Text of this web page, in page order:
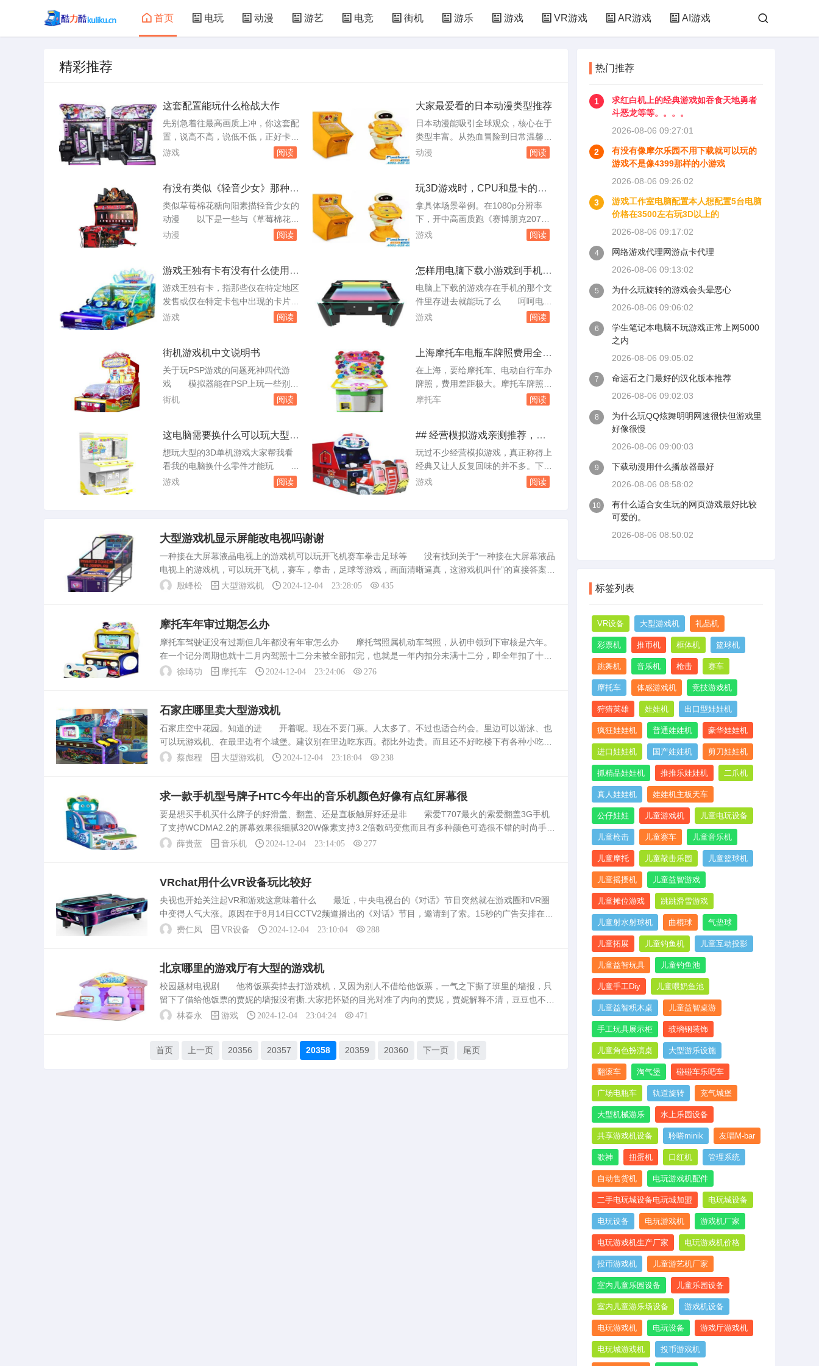
首页 电玩 动漫 游艺 电竞 街机 游乐 游戏 VR游戏 AR游戏 AI游戏
精彩推荐
这套配置能玩什么枪战大作
先别急着往最高画质上冲，你这套配
置，说高不高，说低不低，正好卡在
了一个可以把近五年主流枪战游戏都
光追，市面上百分之九十五的射击大
作，你都能踏踏实实玩个痛快。这配
置跑得最舒服的，当属那些画面以写
实风格为主，但优化又特别良心的大
游戏 阅读
大家最爱看的日本动漫类型推荐
日本动漫能吸引全球观众，核心在于
类型丰富。从热血冒险到日常温馨，
从悬疑烧脑到科幻寓言，几乎每种情
众口碑指向的其实是几个反复出现的
类型。热血战斗类永远是基本盘。这
类作品用友情、努力和胜利的主题，
把最原始的情绪燃烧给观众。尾田荣
动漫 阅读
有没有类似《轻音少女》那种动
漫
类似草莓棉花糖向阳素描轻音少女的
动漫 以下是一些与《草莓棉花
糖》、《向阳素描》、《轻音少女》
R》《CLANNAD》《草莓100%》
《DI·GI·CHARAT》《地狱少女》
《寒蝉鸣泣之时系列》《机神咆哮》
《凉宫春日的忧郁》《零之使魔》
动漫 阅读
玩3D游戏时，CPU和显卡的分
工截然不同。显卡负责将几何数
据渲染成你看到的像素，而CP
U负责游戏逻辑、物理碰撞、AI
绘制指令。如果非要分个轻重，
权重远高于CPU，尤其是分辨
率越高、画质选项越激进，显卡
的瓶颈就越明显。但“更注重显
太弱会拖住显卡，导致帧数上不
去，这就是所谓的“CPU瓶颈”。
拿具体场景举例。在1080p分辨率
下，开中高画质跑《赛博朋克207
7》，一块中端显卡如RTX 3060，
果把CPU换成十年前的四核i5-459
0，即便显卡不变，帧数也可能掉到
35到40，因为CPU每帧处理场景中
大量NPC和物理...
游戏 阅读
游戏王独有卡有没有什么使用限
制
游戏王独有卡，指那些仅在特定地区
发售或仅在特定卡包中出现的卡片，
比如日文版先行卡、海外版专属卡，
万事大吉，实际上，它的使用限制比
普通卡片要复杂得多，而且这些限制
不只来自官方规则，还来自比赛环境
与卡池版本。最基础的限制是官方赛
游戏 阅读
怎样用电脑下载小游戏到手机里
玩
电脑上下载的游戏存在手机的那个文
件里存进去就能玩了么 呵呵电脑
下载的游戏手机怎么能玩啊，不可以
连接到电脑就可以，你如果没有数据
线就买个读卡器把你手机的内存卡插
到读卡器连接电脑，把游戏直接放在
内存卡就可以了。你要放在可以运行
游戏 阅读
街机游戏机中文说明书
关于玩PSP游戏的问题死神四代游
戏 模拟器能在PSP上玩一些别的
游戏机平台的游戏如NEOGEO街
么？记。具体使用方法就是把记忆棒
买回来后插入PSP左边的记忆棒插
口，再把记忆棒格式化一遍，PSP的
根目录下就回自动生成PSP等的...
街机 阅读
上海摩托车电瓶车牌照费用全解
析
在上海，要给摩托车、电动自行车办
牌照，费用差距极大。摩托车牌照的
市价能买一辆B级车，而电动自行车
经无法上牌，因为这类车在二十年前
就停止发放新牌照，存量车也早已报
废。先说摩托车。上海摩托车牌照实
行额度管理，官方早就不再发放新额
摩托车 阅读
这电脑需要换什么可以玩大型游
戏流畅。比如LOL这些。
想玩大型的3D单机游戏大家帮我看
看我的电脑换什么零件才能玩 要
确定您的电脑能否运行大型3D单机
玩这类游戏，建议至少拥有Inteli5-4
590或AMDRyzen51400及以上的处
理器。显卡GPU：这...
游戏 阅读
## 经营模拟游戏亲测推荐，这
些经典必玩
玩过不少经营模拟游戏，真正称得上
经典又让人反复回味的并不多。下面
这几款是我亲自玩过，觉得好玩才推
果没几年就财政赤字，城市里到处是
黑楼和污染...
游戏 阅读
大型游戏机显示屏能改电视吗谢谢
一种接在大屏幕液晶电视上的游戏机可以玩开飞机赛车拳击足球等 没有找到关于“一种接在大屏幕液晶
电视上的游戏机，可以玩开飞机，赛车，拳击，足球等游戏，画面清晰逼真，这游戏机叫什”的直接答案，
但是可以尝试通过以下渠道获取相关信息：游戏论坛：游戏论坛通常会有许多资深玩家，他们可能会知道
殷峰松 大型游戏机 2024-12-04 23:28:05 435
摩托车年审过期怎么办
摩托车驾驶证没有过期但几年都没有年审怎么办 摩托驾照属机动车驾照，从初申领到下审核是六年。
在一个记分周期也就十二月内驾照十二分未被全部扣完，也就是一年内扣分未满十二分，即全年扣了十一
分也没关系，到第二记分周期起始会归零。举例领证日2019年1月1日至2020年1月1日共计被扣除11分都
徐琦功 摩托车 2024-12-04 23:24:06 276
石家庄哪里卖大型游戏机
石家庄空中花园。知道的进 开着呢。现在不要门票。人太多了。不过也适合约会。里边可以游泳、也
可以玩游戏机、在最里边有个城堡。建议别在里边吃东西。都比外边贵。而且还不好吃楼下有各种小吃。
女生比较喜欢吃土豆粉。楼下就有。还有冰激凌店、奶茶店、再往南边就没有什么好玩的了。可以去世
蔡彪程 大型游戏机 2024-12-04 23:18:04 238
求一款手机型号牌子HTC今年出的音乐机颜色好像有点红屏幕很
要是想买手机买什么牌子的好滑盖、翻盖、还是直板触屏好还是非 索爱T707最火的索爱翻盖3G手机
了支持WCDMA2.2的屏幕效果很细腻320W像素支持3.2倍数码变焦而且有多种颜色可选很不错的时尚手
机。现在好像还没有行货i5700是谷歌的系统3.2的屏幕而且还是电容屏的，感觉就是像iPhone的那样...
薛贵蓝 音乐机 2024-12-04 23:14:05 277
VRchat用什么VR设备玩比较好
央视也开始关注起VR和游戏这意味着什么 最近，中央电视台的《对话》节目突然就在游戏圈和VR圈
中变得人气大涨。原因在于8月14日CCTV2频道播出的《对话》节目，邀请到了索。15秒的广告安排在
《焦点访谈》之后的黄金时段播出。此举不但打破了业界对手游营销“小制作”的传统印象，也打破了中国
费仁凤 VR设备 2024-12-04 23:10:04 288
北京哪里的游戏厅有大型的游戏机
校园题材电视剧 他将饭票卖掉去打游戏机，又因为别人不借给他饭票，一气之下撕了班里的墙报，只
留下了借给他饭票的贾妮的墙报没有撕.大家把怀疑的目光对准了内向的贾妮，贾妮解释不清，豆豆也不出
面澄清.豆豆被快活林游戏厅的老板"；蒋门神"；敲诈，孩子们气氛至极，决定前去教训一下"；。...
林春永 游戏 2024-12-04 23:04:24 471
首页 上一页 20356 20357 20358 20359 20360 下一页 尾页
热门推荐
1
求红白机上的经典游戏如吞食天地勇者
斗恶龙等等。。。。
2026-08-06 09:27:01
2
有没有像摩尔乐园不用下载就可以玩的
游戏不是像4399那样的小游戏
2026-08-06 09:26:02
3
游戏工作室电脑配置本人想配置5台电脑
价格在3500左右玩3D以上的
2026-08-06 09:17:02
4
网络游戏代理网游点卡代理
2026-08-06 09:13:02
5
为什么玩旋转的游戏会头晕恶心
2026-08-06 09:06:02
6
学生笔记本电脑不玩游戏正常上网5000
之内
2026-08-06 09:05:02
7
命运石之门最好的汉化版本推荐
2026-08-06 09:02:03
8
为什么玩QQ炫舞明明网速很快但游戏里
好像很慢
2026-08-06 09:00:03
9
下载动漫用什么播放器最好
2026-08-06 08:58:02
10
有什么适合女生玩的网页游戏最好比较
可爱的。
2026-08-06 08:50:02
标签列表
VR设备 大型游戏机 礼品机
彩票机 推币机 框体机 篮球机
跳舞机 音乐机 枪击 赛车
摩托车 体感游戏机 竞技游戏机
狩猎英雄 娃娃机 出口型娃娃机
疯狂娃娃机 普通娃娃机 豪华娃娃机
进口娃娃机 国产娃娃机 剪刀娃娃机
抓精品娃娃机 推推乐娃娃机 二爪机
真人娃娃机 娃娃机主板天车
公仔娃娃 儿童游戏机 儿童电玩设备
儿童枪击 儿童赛车 儿童音乐机
儿童摩托 儿童敲击乐园 儿童篮球机
儿童摇摆机 儿童益智游戏
儿童摊位游戏 跳跳滑雪游戏
儿童射水射球机 曲棍球 气垫球
儿童拓展 儿童钓鱼机 儿童互动投影
儿童益智玩具 儿童钓鱼池
儿童手工Diy 儿童喂奶鱼池
儿童益智积木桌 儿童益智桌游
手工玩具展示柜 玻璃钢装饰
儿童角色扮演桌 大型游乐设施
翻滚车 淘气堡 碰碰车乐吧车
广场电瓶车 轨道旋转 充气城堡
大型机械游乐 水上乐园设备
共享游戏机设备 聆嗒minik 友唱M-bar
歌神 扭蛋机 口红机 管理系统
自动售货机 电玩游戏机配件
二手电玩城设备电玩城加盟 电玩城设备
电玩设备 电玩游戏机 游戏机厂家
电玩游戏机生产厂家 电玩游戏机价格
投币游戏机 儿童游艺机厂家
室内儿童乐园设备 儿童乐园设备
室内儿童游乐场设备 游戏机设备
电玩游戏机 电玩设备 游戏厅游戏机
电玩城游戏机 投币游戏机